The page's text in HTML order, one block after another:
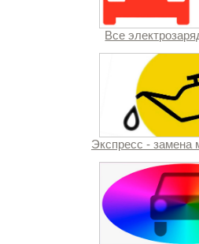
Все
Экспресс - замена